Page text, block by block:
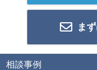
ま
相談事例